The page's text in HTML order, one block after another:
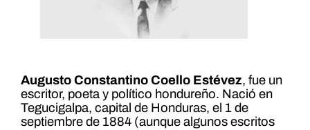
Augusto Constantino Coello Estévez, fue un
escritor, poeta y político hondureño. Nació en
Tegucigalpa, capital de Honduras, el 1 de
septiembre de 1884 (aunque algunos escritos